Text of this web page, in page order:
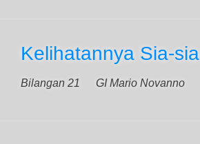
Kelihatannya Sia-sia
Bilangan 21 GI Mario Novanno